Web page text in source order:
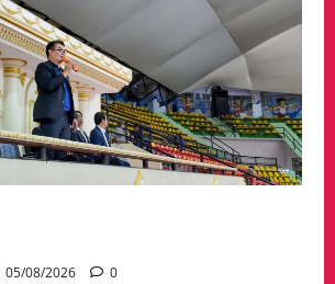
05/08/2026 0